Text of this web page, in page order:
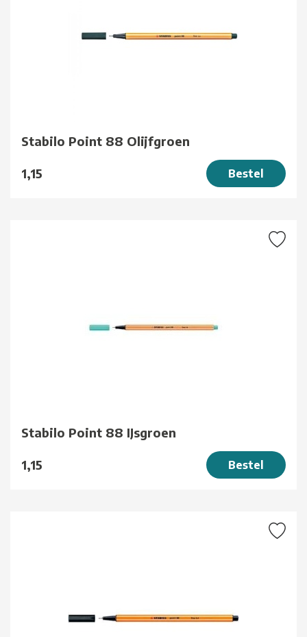
Stabilo Point 88 Olijfgroen
1,15 Bestel
Stabilo Point 88 IJsgroen
1,15 Bestel